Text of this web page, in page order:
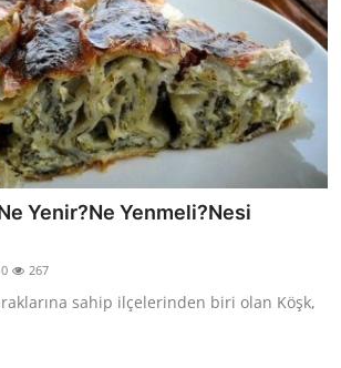
Yenir?Ne Yenmeli?Nesi
0 267
sahip ilçelerinden biri olan Köşk,